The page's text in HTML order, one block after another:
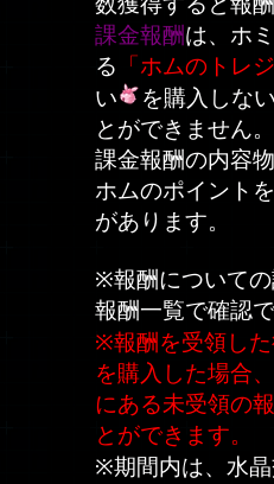
課金報酬は、ホ
る 「ホムのトレ
い
を購入しな
とができません。
課金報酬の内容
ホムのポイント
があります。
※報酬について
報酬一覧で確認で
※報酬を受領し
を購入した場合
にある未受領の
とができます。
※期間内は、水